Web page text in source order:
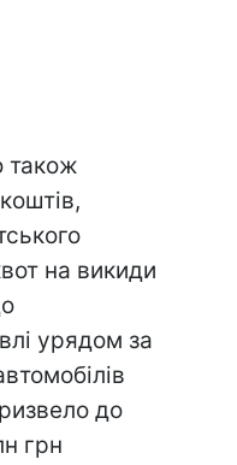
також
на викиди
урядом за
до
грн